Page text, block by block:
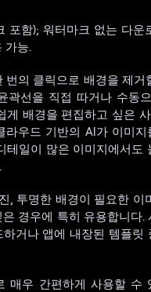
포함); 워터마크 없는 다운
가능.
번의 클릭으로 배경을 제거
곽선을 직접 따거나 수동
게 배경을 편집하고 싶은
라우드 기반의 AI가 이미지
테일이 많은 이미지에서도
, 투명한 배경이 필요한 이
경우에 특히 유용합니다.
거나 앱에 내장된 템플릿
매우 간편하게 사용할 수